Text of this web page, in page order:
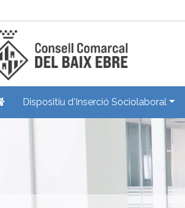
Dispositiu d'Inserció Sociolaboral